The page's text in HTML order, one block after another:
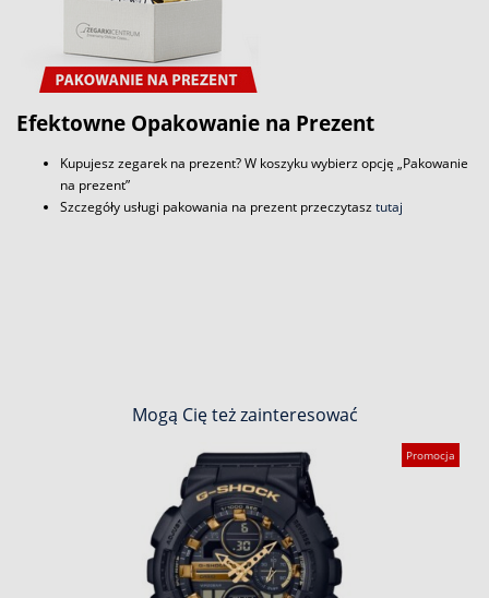
Efektowne Opakowanie na Prezent
Kupujesz zegarek na prezent? W koszyku wybierz opcję „Pakowanie
na prezent”
Szczegóły usługi pakowania na prezent przeczytasztutaj
Mogą Cię też zainteresować
Promocja